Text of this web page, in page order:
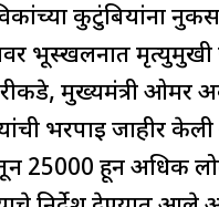
कुटुंबियांना
भूस्खलनात
मुख्यमंत्री ओमर
भरपाई जाहीर
25000 हून अधिक